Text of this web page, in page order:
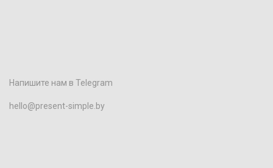
Напишите нам в Telegram
hello@present-simple.by